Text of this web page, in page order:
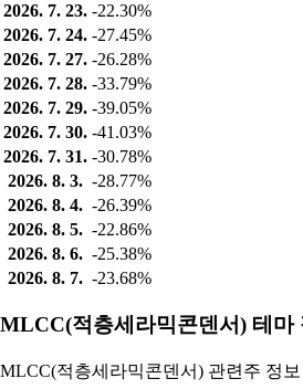
2026. 7. 23. -22.30%
2026. 7. 24. -27.45%
2026. 7. 27. -26.28%
2026. 7. 28. -33.79%
2026. 7. 29. -39.05%
2026. 7. 30. -41.03%
2026. 7. 31. -30.78%
2026. 8. 3. -28.77%
2026. 8. 4. -26.39%
2026. 8. 5. -22.86%
2026. 8. 6. -25.38%
2026. 8. 7. -23.68%
MLCC(적층세라믹콘덴서) 테마
MLCC(적층세라믹콘덴서) 관련주 정